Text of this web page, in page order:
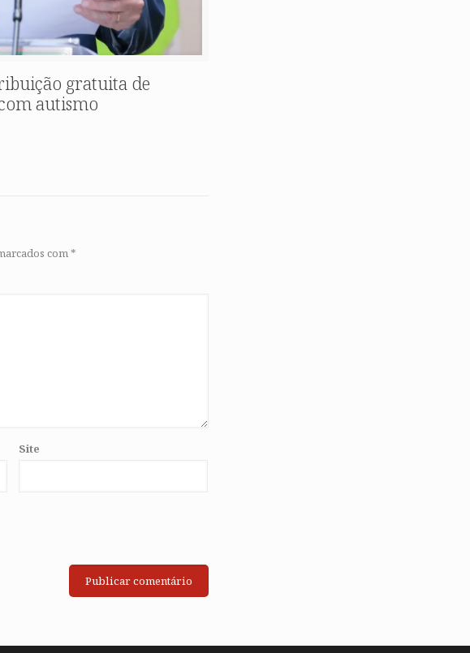
gratuita de
autismo
com *
Site